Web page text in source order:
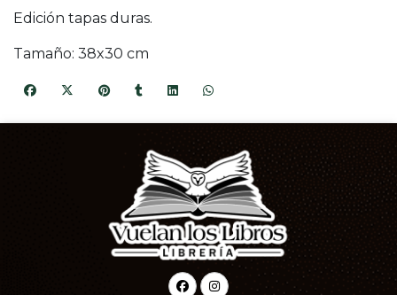
Edición tapas duras.
Tamaño: 38x30 cm